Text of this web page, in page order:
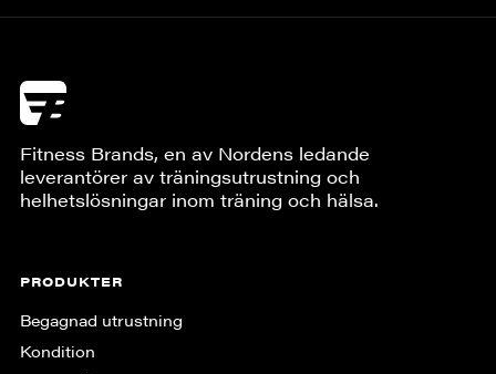
Fitness Brands, en av Nordens ledande
leverantörer av träningsutrustning och
helhetslösningar inom träning och hälsa.
PRODUKTER
Begagnad utrustning
Kondition